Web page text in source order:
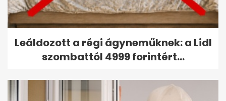
Leáldozott a régi ágyneműknek: a Lidl
szombattól 4999 forintért...